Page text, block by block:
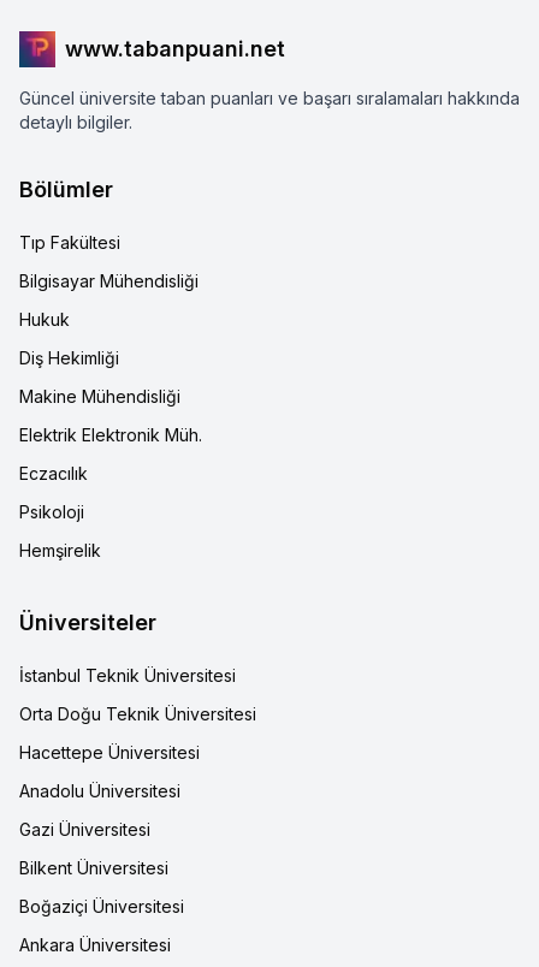
www.tabanpuani.net
Güncel üniversite taban puanları ve başarı sıralamaları hakkında
detaylı bilgiler.
Bölümler
Tıp Fakültesi
Bilgisayar Mühendisliği
Hukuk
Diş Hekimliği
Makine Mühendisliği
Elektrik Elektronik Müh.
Eczacılık
Psikoloji
Hemşirelik
Üniversiteler
İstanbul Teknik Üniversitesi
Orta Doğu Teknik Üniversitesi
Hacettepe Üniversitesi
Anadolu Üniversitesi
Gazi Üniversitesi
Bilkent Üniversitesi
Boğaziçi Üniversitesi
Ankara Üniversitesi